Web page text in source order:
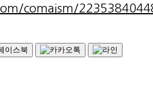
comaism/